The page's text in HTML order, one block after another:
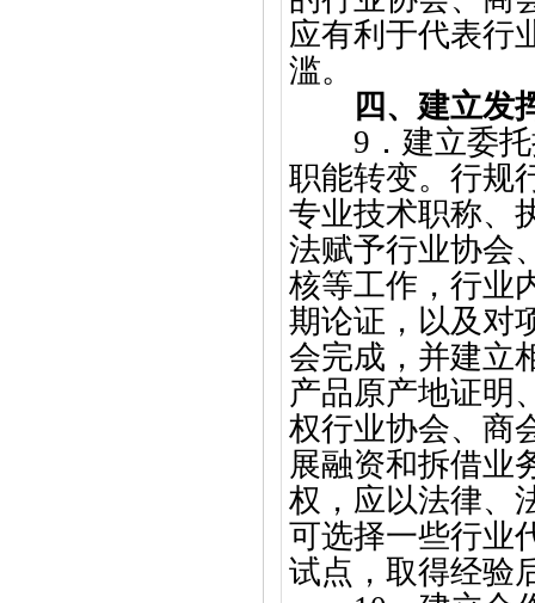
应有利于代表行
滥。
四、建立发
9．建立委
职能转变。行规
专业技术职称、
法赋予行业协会
核等工作，行业
期论证，以及对
会完成，并建立
产品原产地证明
权行业协会、商
展融资和拆借业
权，应以法律、
可选择一些行业
试点，取得经验